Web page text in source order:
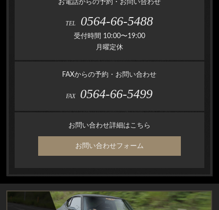
お電話からの予約・お問い合わせ
TEL 0564-66-5488
受付時間 10:00〜19:00
月曜定休
FAXからの予約・お問い合わせ
FAX 0564-66-5499
お問い合わせ詳細はこちら
お問い合わせフォーム